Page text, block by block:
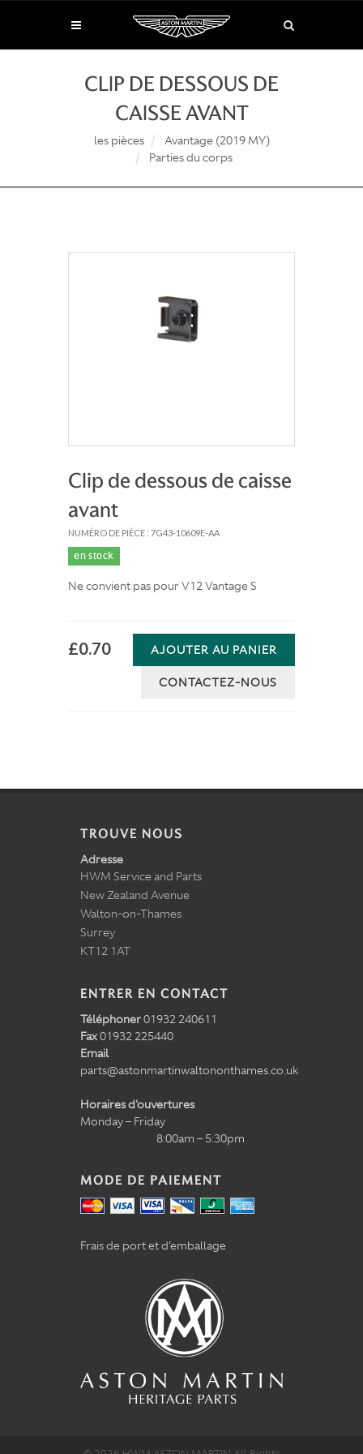
CLIP DE DESSOUS DE
CAISSE AVANT
les pièces
Avantage (2019 MY)
Parties du corps
Clip de dessous de caisse
avant
NUMÉRO DE PIÈCE : 7G43-10609E-AA
en stock
Ne convient pas pour V12 Vantage S
£0.70 AJOUTER AU PANIER
CONTACTEZ-NOUS
TROUVE NOUS
Adresse
HWM Service and Parts
New Zealand Avenue
Walton-on-Thames
Surrey
KT12 1AT
ENTRER EN CONTACT
Téléphoner01932 240611
Fax01932 225440
Email
parts@astonmartinwaltononthames.co.uk
Horaires d'ouvertures
Monday – Friday
8:00am – 5:30pm
MODE DE PAIEMENT
Frais de port et d'emballage